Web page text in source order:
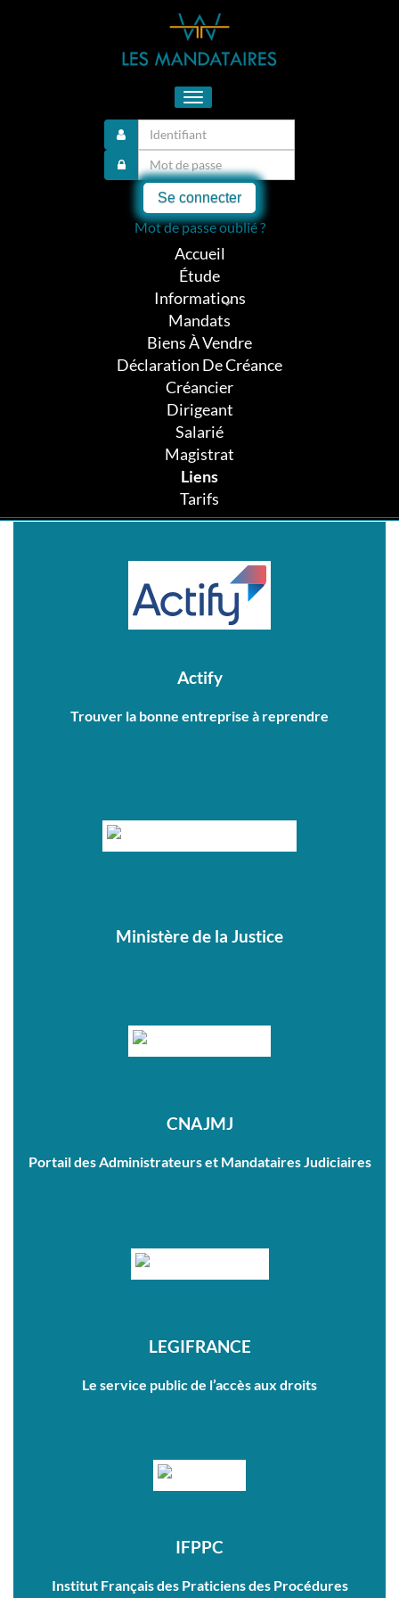
Toggle
navigation
Se connecter
Mot de passe oublié ?
Accueil
Étude
Informations
Mandats
Biens À Vendre
Déclaration De Créance
Créancier
Dirigeant
Salarié
Magistrat
Liens
Tarifs
Actify
Trouver la bonne entreprise à reprendre
Ministère de la Justice
CNAJMJ
Portail des Administrateurs et Mandataires Judiciaires
LEGIFRANCE
Le service public de l’accès aux droits
IFPPC
Institut Français des Praticiens des Procédures